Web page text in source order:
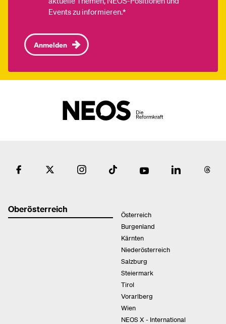
Events zu informieren.*
Anmelden
Oberösterreich
Österreich
Burgenland
Kärnten
Niederösterreich
Salzburg
Steiermark
Tirol
Vorarlberg
Wien
NEOS X - International